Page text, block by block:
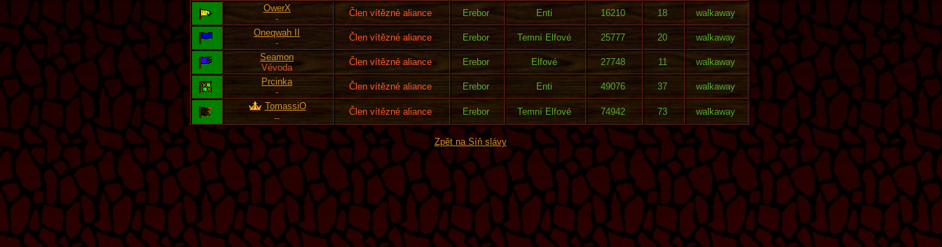
OwerX
-
Člen vítězné aliance Erebor Enti 16210 18
walkaway
Oneqwah II
-
Člen vítězné aliance Erebor Temní Elfové 25777 20
walkaway
Seamon
Vévoda
Člen vítězné aliance Erebor Elfové 27748 11
walkaway
Prcinka
-
Člen vítězné aliance Erebor Enti 49076 37
walkaway
TomassiO
--
Člen vítězné aliance Erebor Temní Elfové 74942 73 walkaway
Zpět na Síň slávy